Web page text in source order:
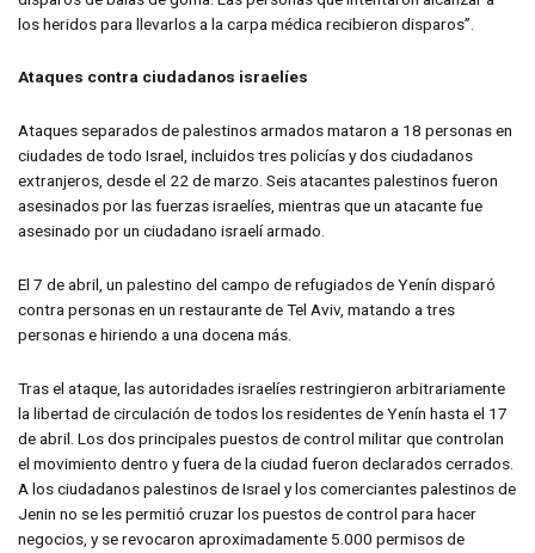
los heridos para llevarlos a la carpa médica recibieron disparos”.
Ataques contra ciudadanos israelíes
Ataques separados de palestinos armados mataron a 18 personas en
ciudades de todo Israel, incluidos tres policías y dos ciudadanos
extranjeros, desde el 22 de marzo. Seis atacantes palestinos fueron
asesinados por las fuerzas israelíes, mientras que un atacante fue
asesinado por un ciudadano israelí armado.
El 7 de abril, un palestino del campo de refugiados de Yenín disparó
contra personas en un restaurante de Tel Aviv, matando a tres
personas e hiriendo a una docena más.
Tras el ataque, las autoridades israelíes restringieron arbitrariamente
la libertad de circulación de todos los residentes de Yenín hasta el 17
de abril. Los dos principales puestos de control militar que controlan
el movimiento dentro y fuera de la ciudad fueron declarados cerrados.
A los ciudadanos palestinos de Israel y los comerciantes palestinos de
Jenin no se les permitió cruzar los puestos de control para hacer
negocios, y se revocaron aproximadamente 5.000 permisos de